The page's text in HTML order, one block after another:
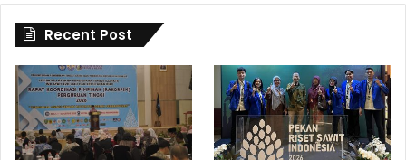
Recent Post